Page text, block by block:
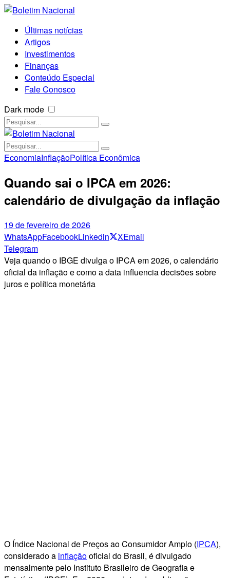
Últimas notícias
Artigos
Investimentos
Finanças
Conteúdo Especial
Fale Conosco
Dark mode
EconomiaInflaçãoPolítica Econômica
Quando sai o IPCA em 2026:
calendário de divulgação da inflação
19 de fevereiro de 2026
WhatsAppFacebookLinkedin XEmail
Telegram
Veja quando o IBGE divulga o IPCA em 2026, o calendário
oficial da inflação e como a data influencia decisões sobre
juros e política monetária
O Índice Nacional de Preços ao Consumidor Amplo (IPCA),
considerado a inflaçãooficial do Brasil, é divulgado
mensalmente pelo Instituto Brasileiro de Geografia e